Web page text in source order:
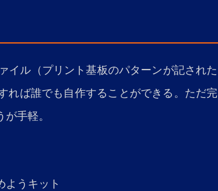
イル（プリント基板のパターンが記された
れば誰でも自作することができる。ただ完
手軽。
ようキット